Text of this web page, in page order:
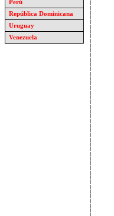
Perú
República Dominicana
Uruguay
Venezuela